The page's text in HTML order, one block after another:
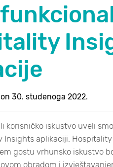
on 30. studenoga 2022.
korisničko iskustvo uveli
Insights aplikaciji.
gostu vrhunsko iskustvo
obradom i